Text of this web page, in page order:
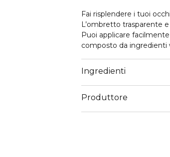
Fai risplendere i tuoi
L’ombretto trasparente
Puoi applicare
composto da ingredienti
brillare tutti i volti!
Ingredienti
Produttore